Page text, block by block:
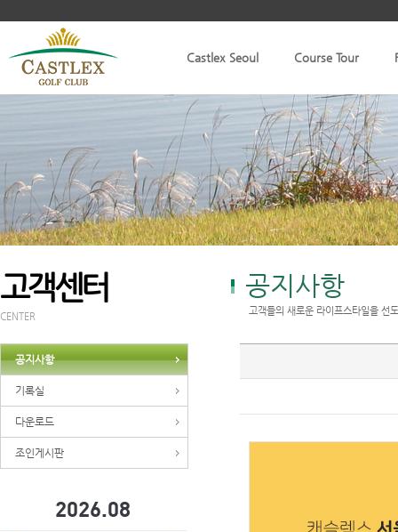
Castlex Seoul Course Tour
고객센터
CENTER
공지사항
기록실
다운로드
조인게시판
2026.08
공지사항
고객들의 새로운 라이프스타일을 선